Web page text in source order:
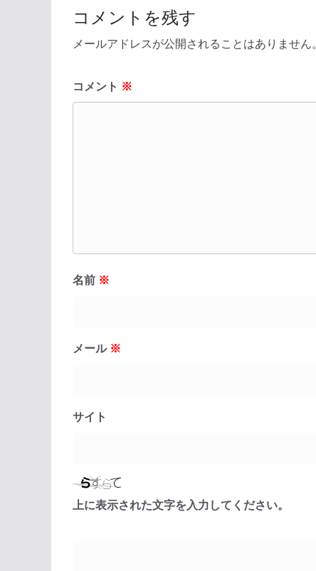
コメントを残す
メールアドレスが公開されることはありません。
コメント ※
名前 ※
メール ※
サイト
上に表示された文字を入力してください。